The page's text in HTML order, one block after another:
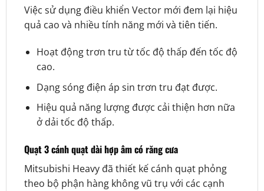
Việc sử dụng điều khiển Vector mới đem lại hiệu
quả cao và nhiều tính năng mới và tiên tiến.
Hoạt động trơn tru từ tốc độ thấp đến tốc độ
cao.
Dạng sóng điện áp sin trơn tru đạt được.
Hiệu quả năng lượng được cải thiện hơn nữa
ở dải tốc độ thấp.
Quạt 3 cánh quạt dài hợp âm có răng cưa
Mitsubishi Heavy đã thiết kế cánh quạt phỏng
theo bộ phận hàng không vũ trụ với các cạnh